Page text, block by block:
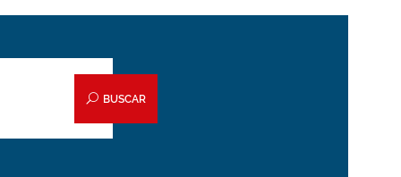
BUSCAR